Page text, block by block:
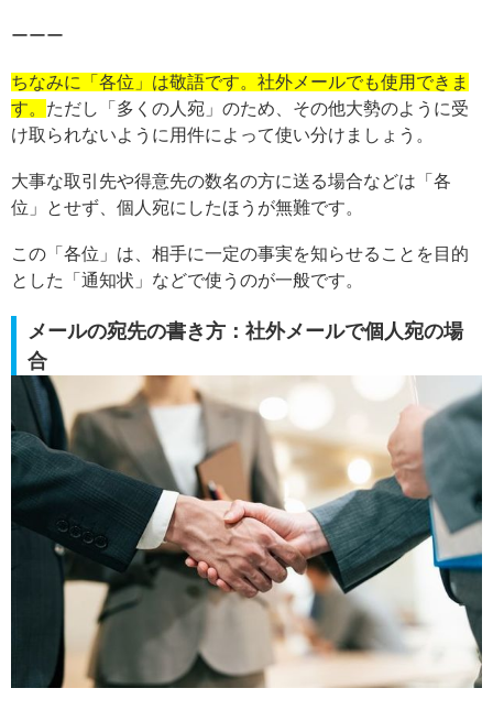
ーーー
ちなみに「各位」は敬語です。社外メールでも使用できま
す。 ただし「多くの人宛」のため、その他大勢のように受
け取られないように用件によって使い分けましょう。
大事な取引先や得意先の数名の方に送る場合などは「各
位」とせず、個人宛にしたほうが無難です。
この「各位」は、相手に一定の事実を知らせることを目的
とした「通知状」などで使うのが一般です。
メールの宛先の書き方：社外メールで個人宛の場
合